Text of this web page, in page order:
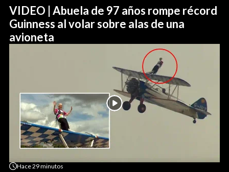
VIDEO | Abuela de 97 años rompe récord
Guinness al volar sobre alas de una
avioneta
Hace29 minutos